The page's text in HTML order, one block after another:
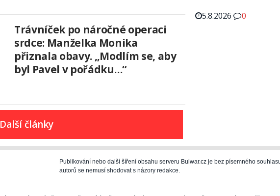
Trávníček po náročné operaci
srdce: Manželka Monika
přiznala obavy. „Modlím se, aby
byl Pavel v pořádku…“
Další články
5.8.2026
0
Publikování nebo další šíření obsahu serveru Bulwar.cz je bez písemného
autorů se nemusí shodovat s názory redakce.